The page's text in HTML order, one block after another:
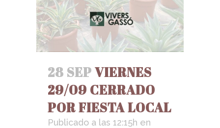
28 SEPVIERNES
29/09 CERRADO
POR FIESTA LOCAL
Publicado a las 12:15h en